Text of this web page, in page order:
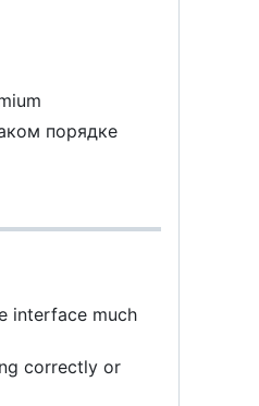
порядке
interface much
correctly or